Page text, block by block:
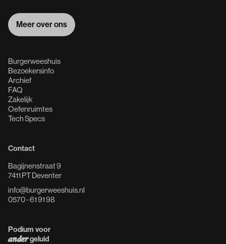
Meer over ons
Burgerweeshuis
Bezoekersinfo
Archief
FAQ
Zakelijk
Oefenruimtes
Tech Specs
Contact
Bagijnenstraat 9
7411 PT Deventer
info@burgerweeshuis.nl
0570 - 61 91 98
Podium voor
andergeluid